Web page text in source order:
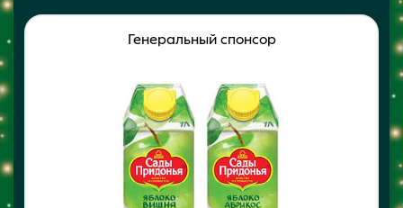
Генеральный спонсор